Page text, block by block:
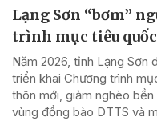
Lạng Sơn “bơm”
trình mục tiêu
Năm 2026, tỉnh Lạng Sơn
triển khai Chương trình
thôn mới, giảm nghèo
vùng đồng bào DTTS và